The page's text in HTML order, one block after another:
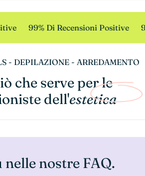
99% Di Recensioni Positive
- DEPILAZIONE - ARREDAMENTO
che serve per le
dell'estetica
nostre FAQ.